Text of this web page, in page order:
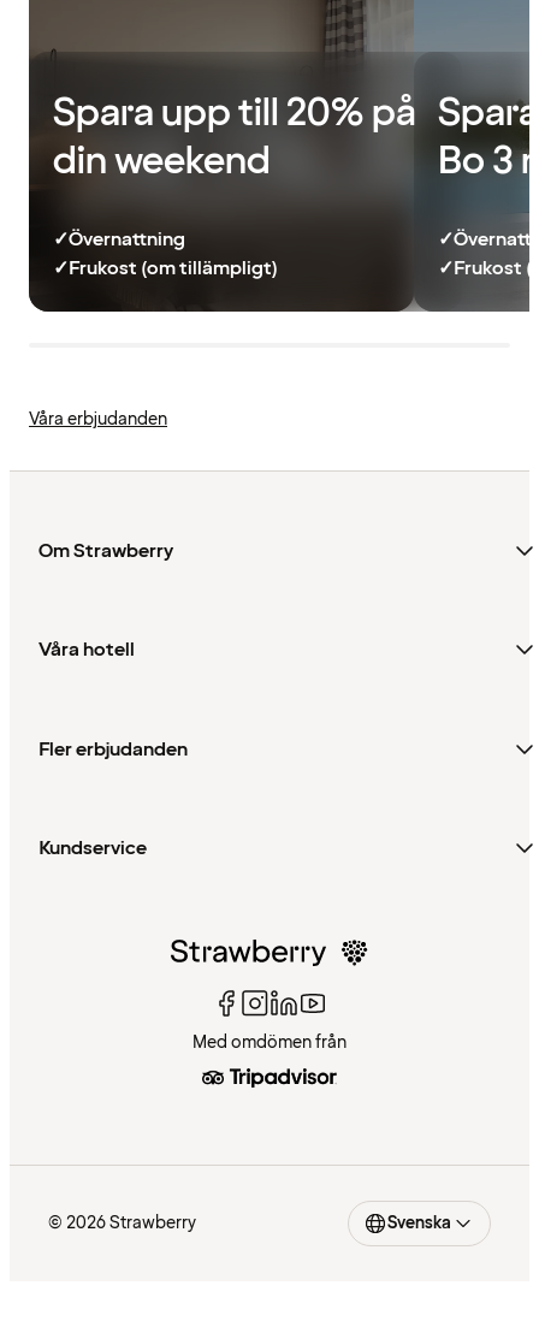
Spara upp till 20% på
din weekend
✓Övernattning
✓Frukost (om tillämpligt)
Bo 3
✓
✓Frukost
Våra erbjudanden
Om Strawberry
Våra hotell
Fler erbjudanden
Kundservice
Med omdömen från
© 2026 Strawberry Svenska